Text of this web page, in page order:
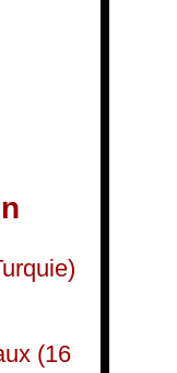
(16